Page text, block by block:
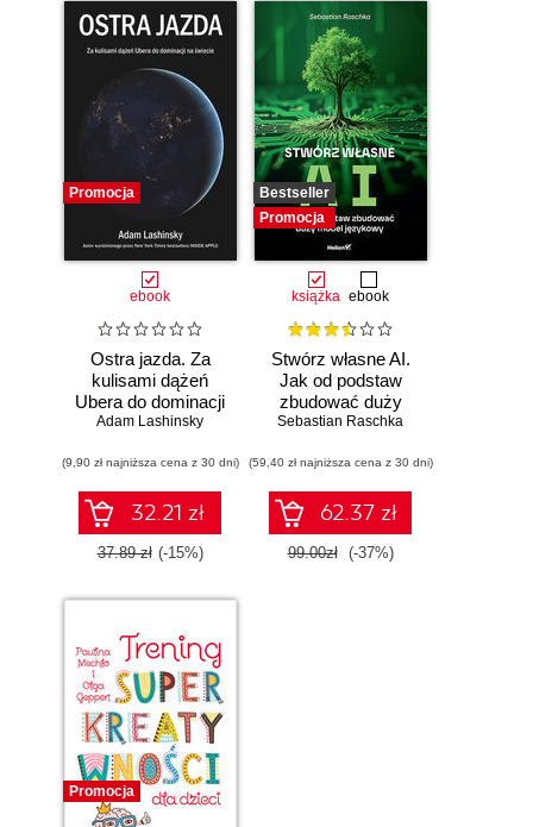
Promocja
ebook
Ostra jazda. Za
kulisami dążeń
Ubera do dominacji
na świecie
Adam Lashinsky
(9,90 zł najniższa cena z 30 dni)
32.21 zł
37.89 zł (-15%)
Bestseller
Promocja
książka ebook
Stwórz własne AI.
Jak od podstaw
zbudować duży
model językowy
Sebastian Raschka
(59,40 zł najniższa cena z 30 dni)
62.37 zł
99.00zł (-37%)
Promocja